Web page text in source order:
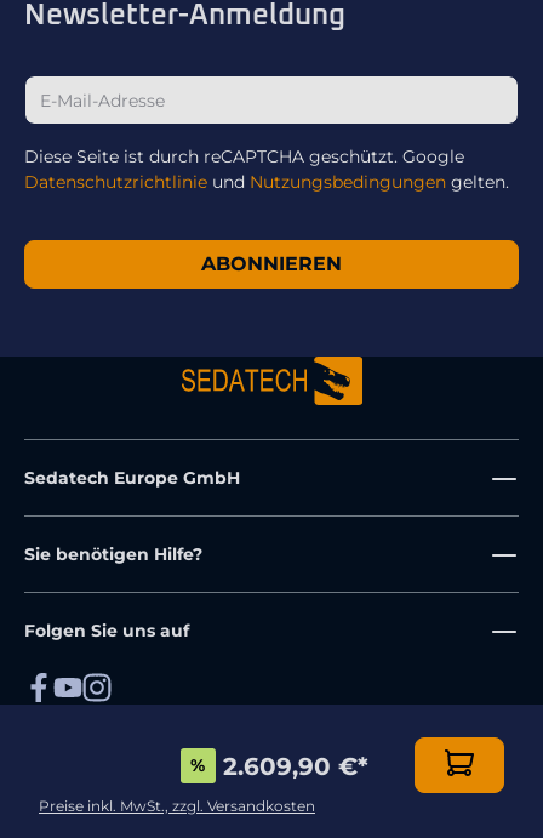
% 2.609,90 €*
Preise inkl. MwSt., zzgl. Versandkosten
Newsletter-Anmeldung
ABONNIEREN
Diese Seite ist durch reCAPTCHA geschützt. Google
Datenschutzrichtlinie und Nutzungsbedingungen gelten.
Sedatech Europe GmbH
Sie benötigen Hilfe?
Folgen Sie uns auf
AGBImpressum
* Preise inkl. MwSt., zzgl.Versandkosten
© 2026 Sedatech Europe GmbH – All rights reserved